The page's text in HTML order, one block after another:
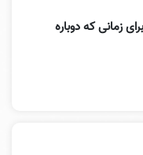
زمانی که دوباره